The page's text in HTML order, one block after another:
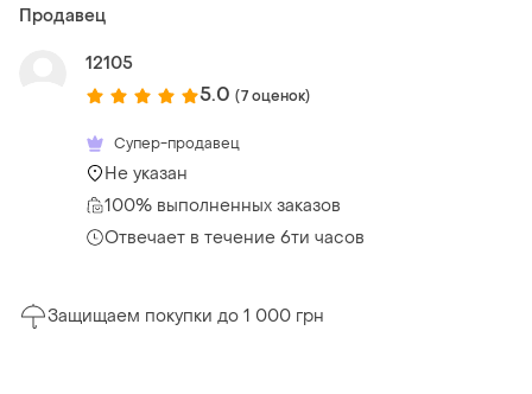
Продавец
12105
5.0 (7 оценок)
Супер-продавец
Не указан
100% выполненных заказов
Отвечает в течение 6ти часов
Защищаем покупки до 1 000 грн